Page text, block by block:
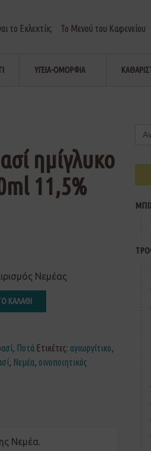
το Εκλεκτίκ; Το Μενού του Καφενείου
ΥΓΕΙΑ-ΟΜΟΡΦΙΑ
ημίγλυκο
11,5%
Νεμέας
ΚΑΛΑΘΙ
, Ποτά Ετικέτες: αγιωργίτικο,
, Νεμέα, οινοποιητικός
Νεμέα.